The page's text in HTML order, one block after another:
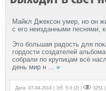
Майкл Джексон умер, но он
с его неизданными песнями,
Это большая радость для
гордости создателей
собрали по крупицам всё
день мир н
»
Дата: 07-04-2014 | 5.0 (2) | 3251 |